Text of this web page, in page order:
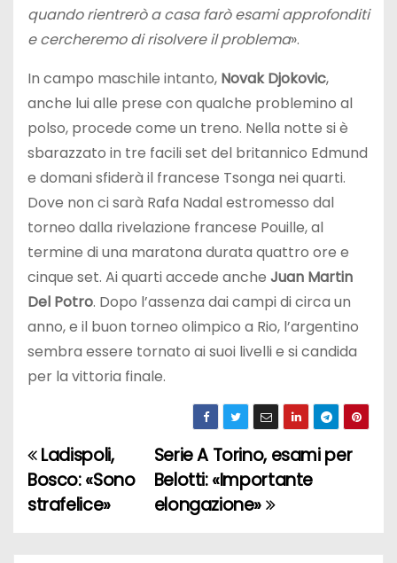
quando rientrerò a casa farò esami approfonditi
e cercheremo di risolvere il problema».
In campo maschile intanto, Novak Djokovic,
anche lui alle prese con qualche problemino al
polso, procede come un treno. Nella notte si è
sbarazzato in tre facili set del britannico Edmund
e domani sfiderà il francese Tsonga nei quarti.
Dove non ci sarà Rafa Nadal estromesso dal
torneo dalla rivelazione francese Pouille, al
termine di una maratona durata quattro ore e
cinque set. Ai quarti accede anche Juan Martin
Del Potro. Dopo l’assenza dai campi di circa un
anno, e il buon torneo olimpico a Rio, l’argentino
sembra essere tornato ai suoi livelli e si candida
per la vittoria finale.
N
a
Serie A Torino, esami per
Belotti: «Importante
elongazione»
Ladispoli,
Bosco: «Sono
strafelice»